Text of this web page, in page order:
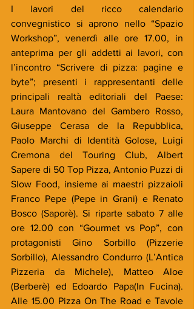
I lavori del ricco calendario
convegnistico si aprono nello “Spazio
Workshop”, venerdì alle ore 17.00, in
anteprima per gli addetti ai lavori, con
l’incontro “Scrivere di pizza: pagine e
byte”; presenti i rappresentanti delle
principali realtà editoriali del Paese:
Laura Mantovano del Gambero Rosso,
Giuseppe Cerasa de la Repubblica,
Paolo Marchi di Identità Golose, Luigi
Cremona del Touring Club, Albert
Sapere di 50 Top Pizza, Antonio Puzzi di
Slow Food, insieme ai maestri pizzaioli
Franco Pepe (Pepe in Grani) e Renato
Bosco (Saporè). Si riparte sabato 7 alle
ore 12.00 con “Gourmet vs Pop”, con
protagonisti Gino Sorbillo (Pizzerie
Sorbillo), Alessandro Condurro (L’Antica
Pizzeria da Michele), Matteo Aloe
(Berberè) ed Edoardo Papa(In Fucina).
Alle 15.00 Pizza On The Road e Tavole